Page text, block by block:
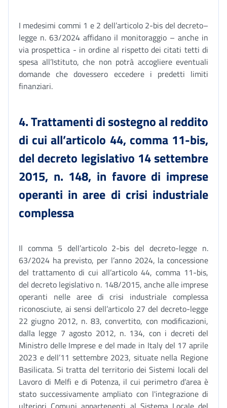
I medesimi commi 1 e 2 dell’articolo 2-bis del decreto–
legge n. 63/2024 affidano il monitoraggio – anche in
via prospettica - in ordine al rispetto dei citati tetti di
spesa all’Istituto, che non potrà accogliere eventuali
domande che dovessero eccedere i predetti limiti
finanziari.
4. Trattamenti di sostegno al reddito
di cui all’articolo 44, comma 11-bis,
del decreto legislativo 14 settembre
2015, n. 148, in favore di imprese
operanti in aree di crisi industriale
complessa
Il comma 5 dell’articolo 2-bis del decreto-legge n.
63/2024 ha previsto, per l’anno 2024, la concessione
del trattamento di cui all’articolo 44, comma 11-bis,
del decreto legislativo n. 148/2015, anche alle imprese
operanti nelle aree di crisi industriale complessa
riconosciute, ai sensi dell’articolo 27 del decreto-legge
22 giugno 2012, n. 83, convertito, con modificazioni,
dalla legge 7 agosto 2012, n. 134, con i decreti del
Ministro delle Imprese e del made in Italy del 17 aprile
2023 e dell’11 settembre 2023, situate nella Regione
Basilicata. Si tratta del territorio dei Sistemi locali del
Lavoro di Melfi e di Potenza, il cui perimetro d’area è
stato successivamente ampliato con l'integrazione di